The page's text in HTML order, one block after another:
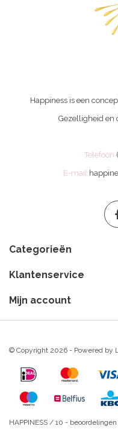
Happiness is een
Gezelligheid en
Telefoon
E-mail
Categorieën
Klantenservice
Mijn account
© Copyright 2026 - Powered by
HAPPINESS / 10 - beoordelingen